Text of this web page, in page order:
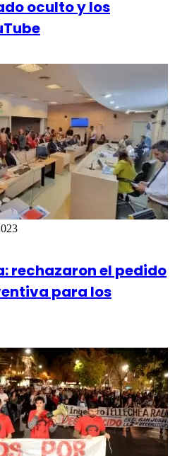
oculto y los
rechazaron el pedido
para los